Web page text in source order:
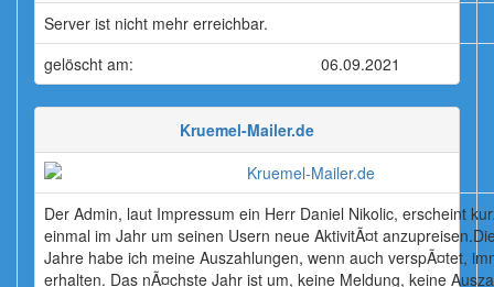
Server ist nicht mehr erreichbar.
gelöscht am:
06.09.2021
Kruemel-Mailer.de
Der Admin, laut Impressum ein Herr Daniel Nikolic, erscheint
einmal im Jahr um seinen Usern neue AktivitÃ¤t
Jahre habe ich meine Auszahlungen, wenn auch verspÃ¤tet,
erhalten. Das nÃ¤chste Jahr ist um, keine Meldung, keine